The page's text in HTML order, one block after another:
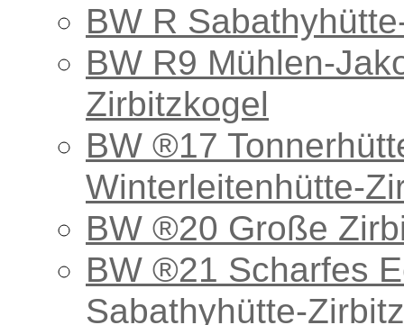
BW R
BW R9 Mühlen-
Zirbitzkogel
BW ®17
Winterleitenhütte-
BW ®20 Große
BW ®21 Scharfes
Sabathyhütte-